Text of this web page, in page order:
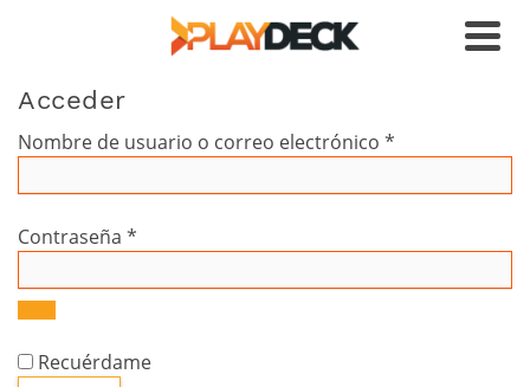
Acceder
Nombre de usuario o correo electrónico *
Contraseña *
Recuérdame